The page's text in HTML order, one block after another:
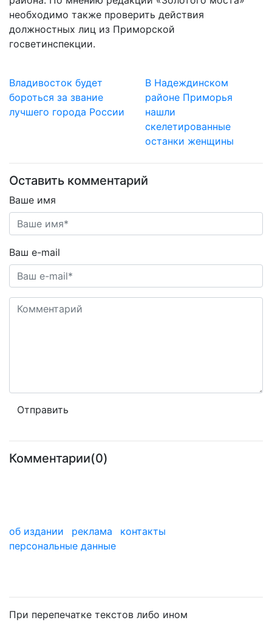
необходимо также проверить действия
должностных лиц из Приморской
госветинспекции.
Владивосток будет
бороться за звание
лучшего города России
В Надеждинском
районе Приморья
нашли
скелетированные
останки женщины
Оставить комментарий
Ваше имя
Ваш e-mail
Комментарии(0)
об издании реклама
контакты
персональные данные
При перепечатке текстов либо ином